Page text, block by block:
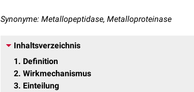
Synonyme: Metallopeptidase, Metalloproteinase
Inhaltsverzeichnis
1
Definition
2 Wirkmechanismus
3 Einteilung